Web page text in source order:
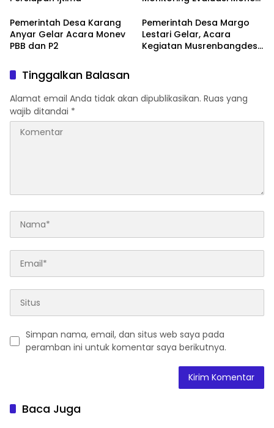
Pemerintah Desa Karang
Anyar Gelar Acara Monev
PBB dan P2
Pemerintah Desa Margo
Lestari Gelar, Acara
Kegiatan Musrenbangdes
Tinggalkan Balasan
Alamat email Anda tidak akan dipublikasikan. Ruas yang
wajib ditandai *
Simpan nama, email, dan situs web saya pada
peramban ini untuk komentar saya berikutnya.
Baca Juga